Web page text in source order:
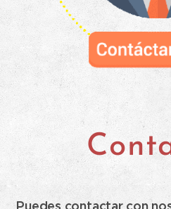
Puedes contactar con